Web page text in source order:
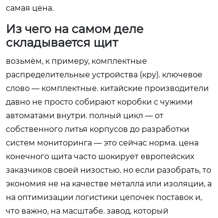
самая цена.
Из чего на самом деле
складывается щит
возьмём, к примеру, комплектные
распределительные устройства (кру). ключевое
слово — комплектные. китайские производители
давно не просто собирают коробки с чужими
автоматами внутри. полный цикл — от
собственного литья корпусов до разработки
систем мониторинга — это сейчас норма. цена
конечного щита часто шокирует европейских
заказчиков своей низостью. но если разобрать, то
экономия не на качестве металла или изоляции, а
на оптимизации логистики цепочек поставок и,
что важно, на масштабе. завод, который